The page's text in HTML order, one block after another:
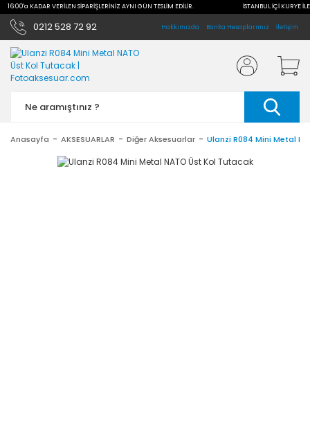
16:00'a KADAR VERİLEN SİPARİŞLERİNİZ AYNI GÜN TESLİM EDİLİR. İSTANBUL İÇİ KURYE
0212 528 72 92 Hakkımızda Banka Hesaplarımız İletişim
Anasayfa AKSESUARLAR Diğer Aksesuarlar Ulanzi R084 Mini Metal